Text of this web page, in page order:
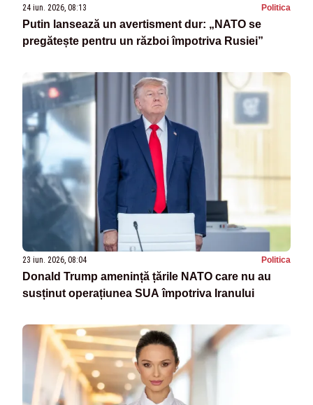
24 iun. 2026, 08:13 Politica
Putin lansează un avertisment dur: „NATO se
pregătește pentru un război împotriva Rusiei”
23 iun. 2026, 08:04 Politica
Donald Trump amenință țările NATO care nu au
susținut operațiunea SUA împotriva Iranului